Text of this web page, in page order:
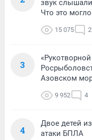
звук
Что это
15 075
3
Азовском
9 952 4
4
Двое детей
атаки БПЛА